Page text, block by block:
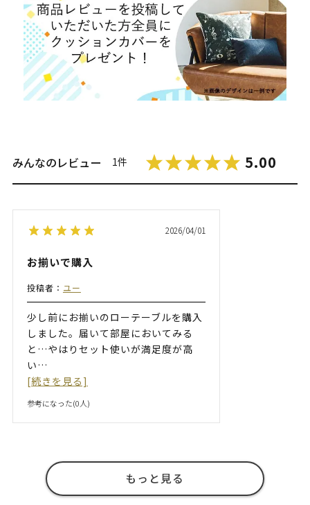
みんなのレビュー 1件 5.00
2026/04/01
お揃いで購入
投稿者： ユー
少し前にお揃いのローテーブルを購入
しました。届いて部屋においてみる
と…やはりセット使いが満足度が高
い…
[続きを見る]
参考になった(0人)
もっと見る